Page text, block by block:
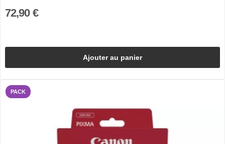
72,90 €
Ajouter au panier
PACK